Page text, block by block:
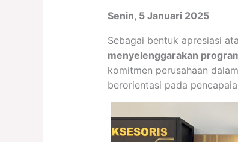
Senin, 5 Januari 2025
Sebagai bentuk apresiasi
menyelenggarakan
komitmen perusahaan
berorientasi pada